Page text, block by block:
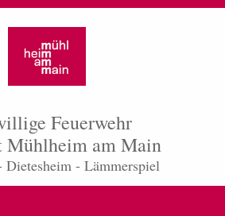
Feuerwehr
Mühlheim am Main
- Lämmerspiel